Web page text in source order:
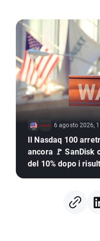
6 agosto 2026,
Il Nasdaq 100
ancora 🚩 SanDisk
del 10% dopo i